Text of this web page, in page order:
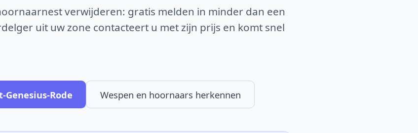
verwijderen: gratis melden in minder dan een
uit uw zone contacteert u met zijn prijs en komt snel
Rode Wespen en hoornaars herkennen